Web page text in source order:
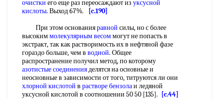
очистки его еще раз переосаждают из уксусной
кислоты. Выход 67%.
[c.190]
При этом основанияравной силы, но с более
высокиммолекулярным весоммогут не попасть в
экстракт, так как растворимость их в нефтяной фазе
гораздо больше, чем в водной. Общее
распространение получил метод, по которому
азотистые соединенияделятся на основные и
неосновные в зависимости от того, титруются ли они
хлорной кислотой в растворе бензолаи ледяной
уксусной кислотой в соотношении 50 50 [135].
[c.44]